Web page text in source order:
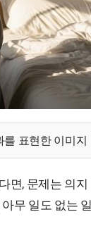
표현한 이미지
면, 문제는 의
무 일도 없는